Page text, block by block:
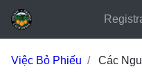
Việc Bỏ Phiếu Các